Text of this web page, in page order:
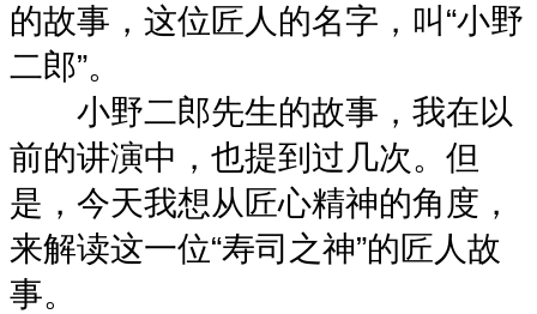
的故事，这位匠人的名字，叫“小野
二郎”。
小野二郎先生的故事，我在以
前的讲演中，也提到过几次。但
是，今天我想从匠心精神的角度，
来解读这一位“寿司之神”的匠人故
事。